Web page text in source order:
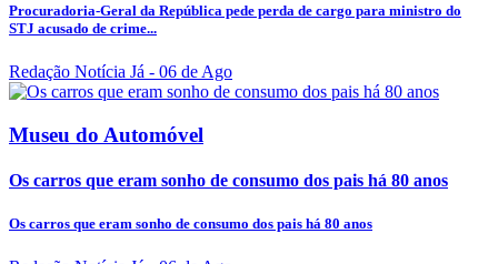
Procuradoria-Geral da República pede perda de cargo para ministro do
STJ acusado de crime...
Redação Notícia Já - 06 de Ago
Museu do Automóvel
Os carros que eram sonho de consumo dos pais há 80 anos
Os carros que eram sonho de consumo dos pais há 80 anos